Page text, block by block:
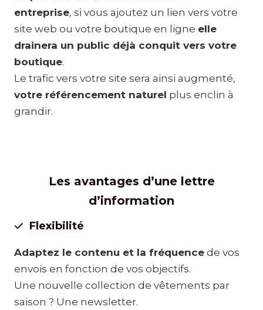
entreprise, si vous ajoutez un lien vers votre
site web ou votre boutique en ligne elle
drainera un public déjà conquit vers votre
boutique.
Le trafic vers votre site sera ainsi augmenté,
votre référencement naturel plus enclin à
grandir.
Les avantages d’une lettre
d’information
Flexibilité
Adaptez le contenu et la fréquence de vos
envois en fonction de vos objectifs.
Une nouvelle collection de vêtements par
saison ? Une newsletter.